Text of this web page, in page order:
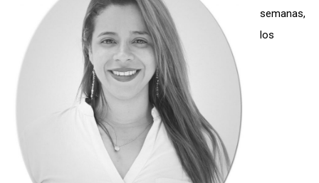
semanas,
los